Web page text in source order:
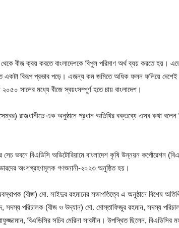
থেকে বীজ ক্রয় করতে বাংলাদেশকে বিপুল পরিমাণ অর্থ ব্যয় করতে হয়।
একটা বিরূপ প্রভাব পড়ে। এজন্য কম জমিতে অধিক ফলন ফলিয়ে দেশেই
সালের মধ্যে বীজে স্বয়ংসম্পূর্ণ হতে চায় বাংলাদেশ।
রাজধানীতে এক অনুষ্ঠানে প্রধান অতিথির বক্তব্যে এসব কথা বলেন
সেচ ভবনে বিএডিসি অডিটোরিয়ামে বাংলাদেশ কৃষি উন্নয়ন কর্পোরেশন
অংশগ্রহণমূলক গণশুনানী-২০২৩ অনুষ্ঠিত হয়।
(বীজ) মো. সাইদুর রহমানের সভাপতিত্বে এ অনুষ্ঠানে বিশেষ
সদস্য পরিচালক (বীজ ও উদ্যান) মো. মোস্তাফিজুর রহমান, সদস্য
বিএডিসির সচিব মেরিনা সারমীন। উপস্থিত ছিলেন,